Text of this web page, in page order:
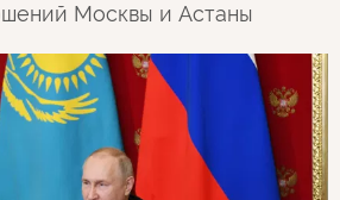
Москвы и Астаны